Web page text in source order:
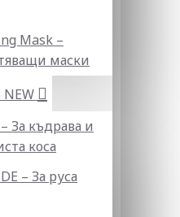
Mask –
маски
NEW
За къдрава и
коса
– За руса